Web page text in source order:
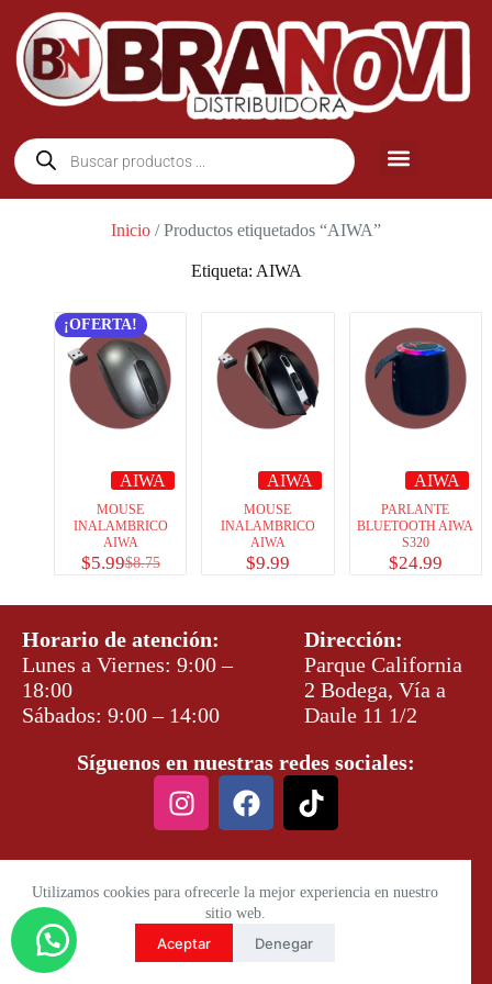
Utilizamos cookies para ofrecerle la mejor experiencia en nuestro
sitio web.
Aceptar Denegar
Inicio / Productos etiquetados “AIWA”
Etiqueta: AIWA
¡OFERTA!
AIWA
MOUSE
INALAMBRICO
AIWA
$8.75
$5.99
AIWA
MOUSE
INALAMBRICO
AIWA
$9.99
AIWA
PARLANTE
BLUETOOTH AIWA
S320
$24.99
Horario de atención:
Lunes a Viernes: 9:00 –
18:00
Sábados: 9:00 – 14:00
Dirección:
Parque California
2 Bodega, Vía a
Daule 11 1/2
Síguenos en nuestras redes sociales: